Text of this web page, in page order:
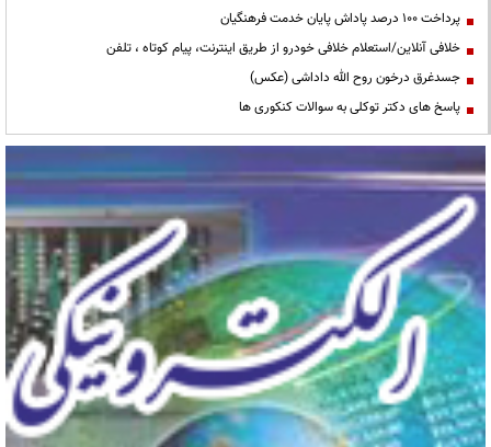
پرداخت ۱۰۰ درصد پاداش پایان خدمت فرهنگیان
خلافی آنلاین/استعلام خلافی خودرو از طریق اینترنت، پیام کوتاه ، تلفن
جسدغرق درخون روح الله داداشی (عکس)
پاسخ های دکتر توکلی به سوالات کنکوری ها